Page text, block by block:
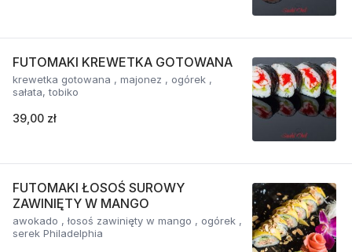
FUTOMAKI KREWETKA GOTOWANA
krewetka gotowana , majonez , ogórek ,
sałata, tobiko
39,00 zł
FUTOMAKI ŁOSOŚ SUROWY
ZAWINIĘTY W MANGO
awokado , łosoś zawinięty w mango , ogórek ,
serek Philadelphia